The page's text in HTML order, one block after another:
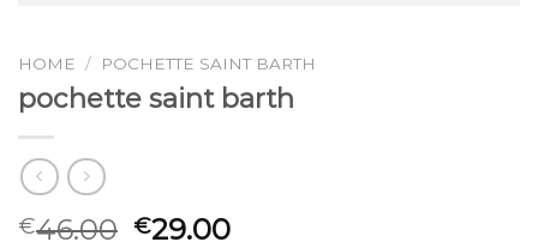
HOME / POCHETTE SAINT BARTH
pochette saint barth
€46.00 €29.00